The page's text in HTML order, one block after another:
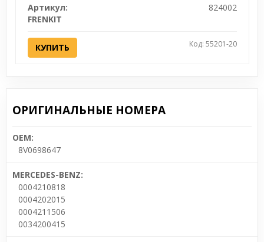
Артикул:
824002
FRENKIT
КУПИТЬ Код: 55201-20
ОРИГИНАЛЬНЫЕ НОМЕРА
OEM:
8V0698647
MERCEDES-BENZ:
0004210818
0004202015
0004211506
0034200415